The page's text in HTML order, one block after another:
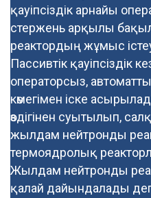
қауіпсіздік арнайы
стержень арқылы
реактордың жұмыс
Пассивтік қауіпсіздік
операторсыз,
көмегімен іске
өздігінен суытылып,
жылдам нейтронды
термоядролық
Жылдам нейтронды
қалай дайындалады